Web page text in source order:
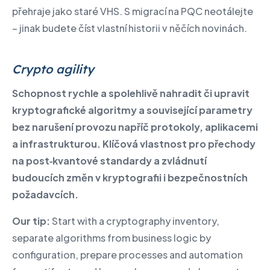
přehraje jako staré VHS. S migrací na PQC neotálejte
– jinak budete číst vlastní historii v něčích novinách.
Crypto agility
Schopnost rychle a spolehlivě nahradit či upravit
kryptografické algoritmy a související parametry
bez narušení provozu napříč protokoly, aplikacemi
a infrastrukturou. ​ Klíčová vlastnost pro přechody
na post‑kvantové standardy a zvládnutí
budoucích změn v kryptografii i bezpečnostních
požadavcích.
Our tip:Start with a cryptography inventory,
separate algorithms from business logic by
configuration, prepare processes and automation